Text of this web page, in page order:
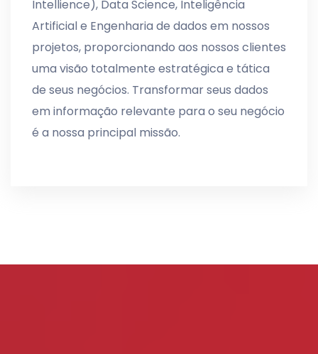
Intellience), Data Science, Inteligência
Artificial e Engenharia de dados em nossos
projetos, proporcionando aos nossos clientes
uma visão totalmente estratégica e tática
de seus negócios. Transformar seus dados
em informação relevante para o seu negócio
é a nossa principal missão.